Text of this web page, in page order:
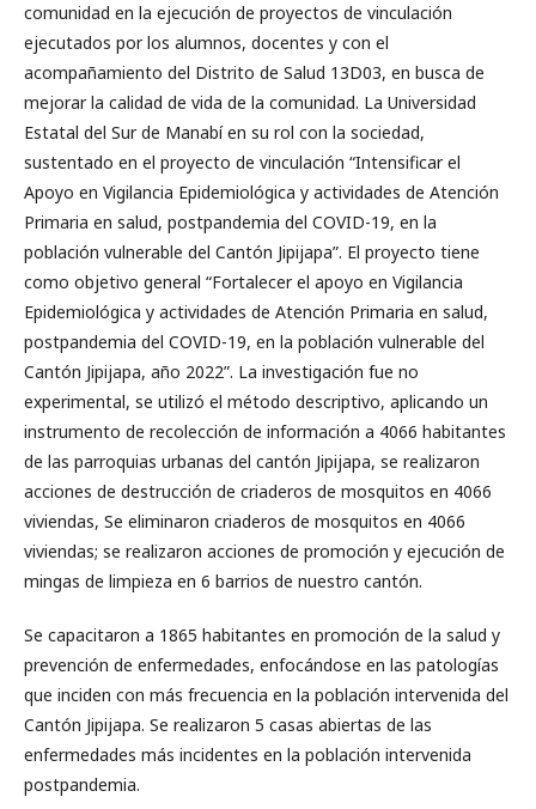
comunidad en la ejecución de proyectos de vinculación
ejecutados por los alumnos, docentes y con el
acompañamiento del Distrito de Salud 13D03, en busca de
mejorar la calidad de vida de la comunidad. La Universidad
Estatal del Sur de Manabí en su rol con la sociedad,
sustentado en el proyecto de vinculación “Intensificar el
Apoyo en Vigilancia Epidemiológica y actividades de Atención
Primaria en salud, postpandemia del COVID-19, en la
población vulnerable del Cantón Jipijapa”. El proyecto tiene
como objetivo general “Fortalecer el apoyo en Vigilancia
Epidemiológica y actividades de Atención Primaria en salud,
postpandemia del COVID-19, en la población vulnerable del
Cantón Jipijapa, año 2022”. La investigación fue no
experimental, se utilizó el método descriptivo, aplicando un
instrumento de recolección de información a 4066 habitantes
de las parroquias urbanas del cantón Jipijapa, se realizaron
acciones de destrucción de criaderos de mosquitos en 4066
viviendas, Se eliminaron criaderos de mosquitos en 4066
viviendas; se realizaron acciones de promoción y ejecución de
mingas de limpieza en 6 barrios de nuestro cantón.
Se capacitaron a 1865 habitantes en promoción de la salud y
prevención de enfermedades, enfocándose en las patologías
que inciden con más frecuencia en la población intervenida del
Cantón Jipijapa. Se realizaron 5 casas abiertas de las
enfermedades más incidentes en la población intervenida
postpandemia.